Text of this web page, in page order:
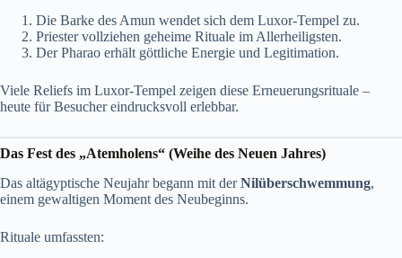
Die Barke des Amun wendet sich dem Luxor-Tempel zu.
Priester vollziehen geheime Rituale im Allerheiligsten.
Der Pharao erhält göttliche Energie und Legitimation.
Viele Reliefs im Luxor-Tempel zeigen diese Erneuerungsrituale –
heute für Besucher eindrucksvoll erlebbar.
Das Fest des „Atemholens“ (Weihe des Neuen Jahres)
Das altägyptische Neujahr begann mit derNilüberschwemmung,
einem gewaltigen Moment des Neubeginns.
Rituale umfassten: